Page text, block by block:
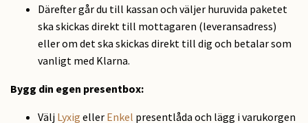
Därefter går du till kassan och väljer huruvida paketet
ska skickas direkt till mottagaren (leveransadress)
eller om det ska skickas direkt till dig och betalar som
vanligt med Klarna.
Bygg din egen presentbox:
Välj Lyxig eller Enkel presentlåda och lägg i varukorgen